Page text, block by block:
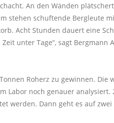
An den Wänden
stehen schuftende Bergleute
Acht Stunden dauert eine
unter Tage“, sagt Bergmann
Roherz zu gewinnen.
Labor noch genauer
werden. Dann geht es auf